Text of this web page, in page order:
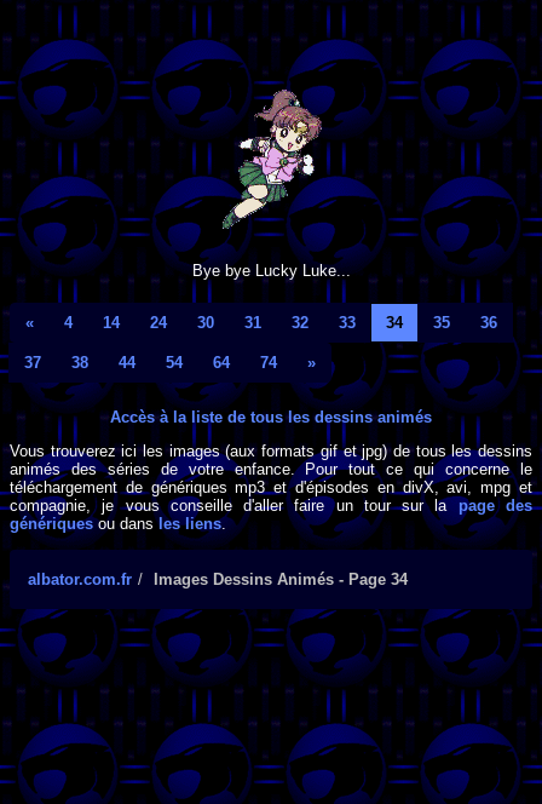
Bye bye Lucky Luke...
« 4 14 24 30 31 32 33 34 35 36
37 38 44 54 64 74 »
Accès à la liste de tous les dessins animés
Vous trouverez ici les images (aux formats gif et jpg) de tous les dessins
animés des séries de votre enfance. Pour tout ce qui concerne le
téléchargement de génériques mp3 et d'épisodes en divX, avi, mpg et
compagnie, je vous conseille d'aller faire un tour sur la page des
génériquesou dansles liens.
albator.com.fr Images Dessins Animés - Page 34